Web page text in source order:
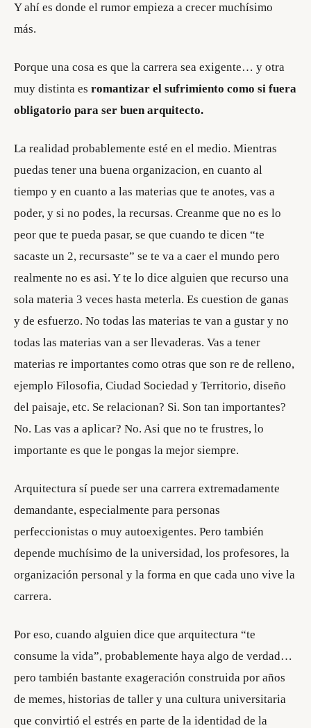
Y ahí es donde el rumor empieza a crecer muchísimo
más.
Porque una cosa es que la carrera sea exigente… y otra
muy distinta es romantizar el sufrimiento como si fuera
obligatorio para ser buen arquitecto.
La realidad probablemente esté en el medio. Mientras
puedas tener una buena organizacion, en cuanto al
tiempo y en cuanto a las materias que te anotes, vas a
poder, y si no podes, la recursas. Creanme que no es lo
peor que te pueda pasar, se que cuando te dicen “te
sacaste un 2, recursaste” se te va a caer el mundo pero
realmente no es asi. Y te lo dice alguien que recurso una
sola materia 3 veces hasta meterla. Es cuestion de ganas
y de esfuerzo. No todas las materias te van a gustar y no
todas las materias van a ser llevaderas. Vas a tener
materias re importantes como otras que son re de relleno,
ejemplo Filosofia, Ciudad Sociedad y Territorio, diseño
del paisaje, etc. Se relacionan? Si. Son tan importantes?
No. Las vas a aplicar? No. Asi que no te frustres, lo
importante es que le pongas la mejor siempre.
Arquitectura sí puede ser una carrera extremadamente
demandante, especialmente para personas
perfeccionistas o muy autoexigentes. Pero también
depende muchísimo de la universidad, los profesores, la
organización personal y la forma en que cada uno vive la
carrera.
Por eso, cuando alguien dice que arquitectura “te
consume la vida”, probablemente haya algo de verdad…
pero también bastante exageración construida por años
de memes, historias de taller y una cultura universitaria
que convirtió el estrés en parte de la identidad de la